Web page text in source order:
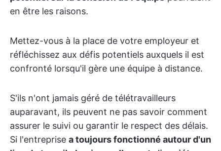
en être les raisons.
Mettez-vous à la place de votre employeur et
réfléchissez aux défis potentiels auxquels il est
confronté lorsqu'il gère une équipe à distance.
S'ils n'ont jamais géré de télétravailleurs
auparavant, ils peuvent ne pas savoir comment
assurer le suivi ou garantir le respect des délais.
Si l'entreprise a toujours fonctionné autour d'un